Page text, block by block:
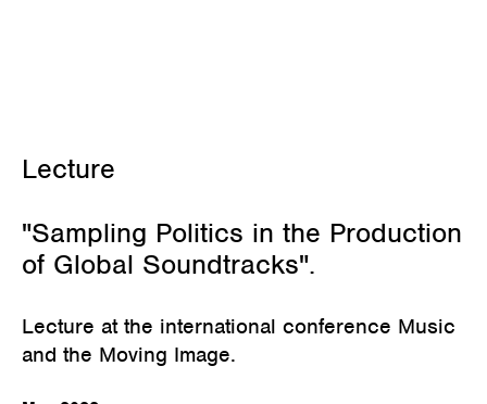
Lecture
"Sampling Politics in the Production
of Global Soundtracks".
Lecture at the international conference Music
and the Moving Image.